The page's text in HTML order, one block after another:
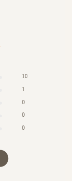
10
1
0
0
0